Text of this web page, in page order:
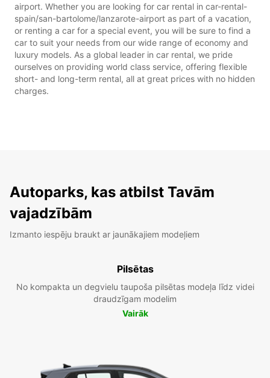
airport. Whether you are looking for car rental in car-rental-
spain/san-bartolome/lanzarote-airport as part of a vacation,
or renting a car for a special event, you will be sure to find a
car to suit your needs from our wide range of economy and
luxury models. As a global leader in car rental, we pride
ourselves on providing world class service, offering flexible
short- and long-term rental, all at great prices with no hidden
charges.
Autoparks, kas atbilst Tavām
vajadzībām
Izmanto iespēju braukt ar jaunākajiem modeļiem
Pilsētas
No kompakta un degvielu taupoša pilsētas modeļa līdz videi
draudzīgam modelim
Vairāk